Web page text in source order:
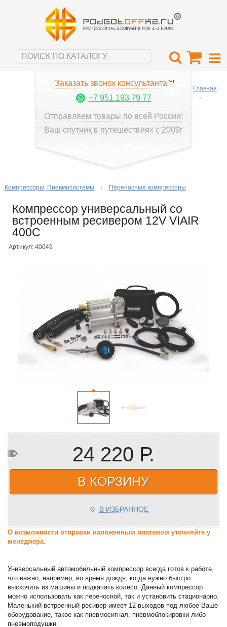
Заказать звонок консультанта
+7 951 193 79 77
Отправляем товары по всей России!
Ваш спутник в путешествиях с 2009г
Главная
Компрессоры, Пневмосистемы Переносные компрессоры
Компрессор универсальный со
встроенным ресивером 12V VIAIR
400С
Артикул: 40049
24 220 Р.
В КОРЗИНУ
В ИЗБРАННОЕ
О возможности отправки наложенным платежом уточняйте у
менеджера.
Универсальный автомобильный компрессор всегда готов к работе,
что важно, например, во время дождя, когда нужно быстро
выскочить из машины и подкачать колесо. Данный компрессор
можно использовать как переносной, так и установить стационарно.
Маленький встроенный ресивер имеет 12 выходов под любое Ваше
оборудование, такое как пневмосигнал, пневмоблокировки либо
пневмоподушки.